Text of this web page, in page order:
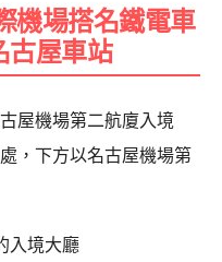
機場搭名鐵電車
古屋車站
屋機場第二航廈入境
，下方以名古屋機場第
入境大廳